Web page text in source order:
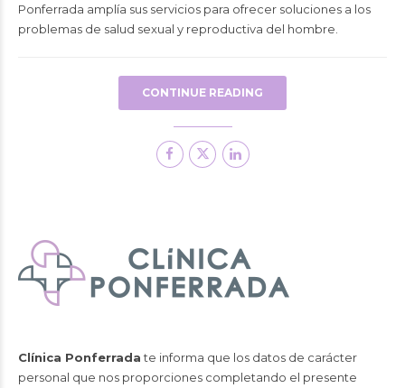
Ponferrada amplía sus servicios para ofrecer soluciones a los
problemas de salud sexual y reproductiva del hombre.
CONTINUE READING
Clínica Ponferradate informa que los datos de carácter
personal que nos proporciones completando el presente